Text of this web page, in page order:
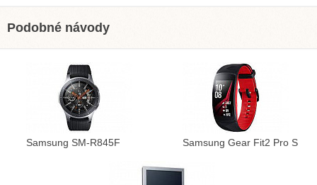
Podobné návody
Samsung SM-R845F Samsung Gear Fit2 Pro S